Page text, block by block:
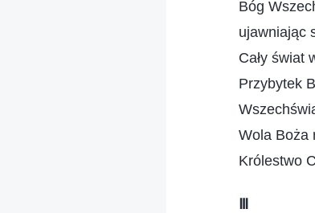
Bóg
ujawniając
Cały świat
Przybytek
Wola Boża
Królestwo